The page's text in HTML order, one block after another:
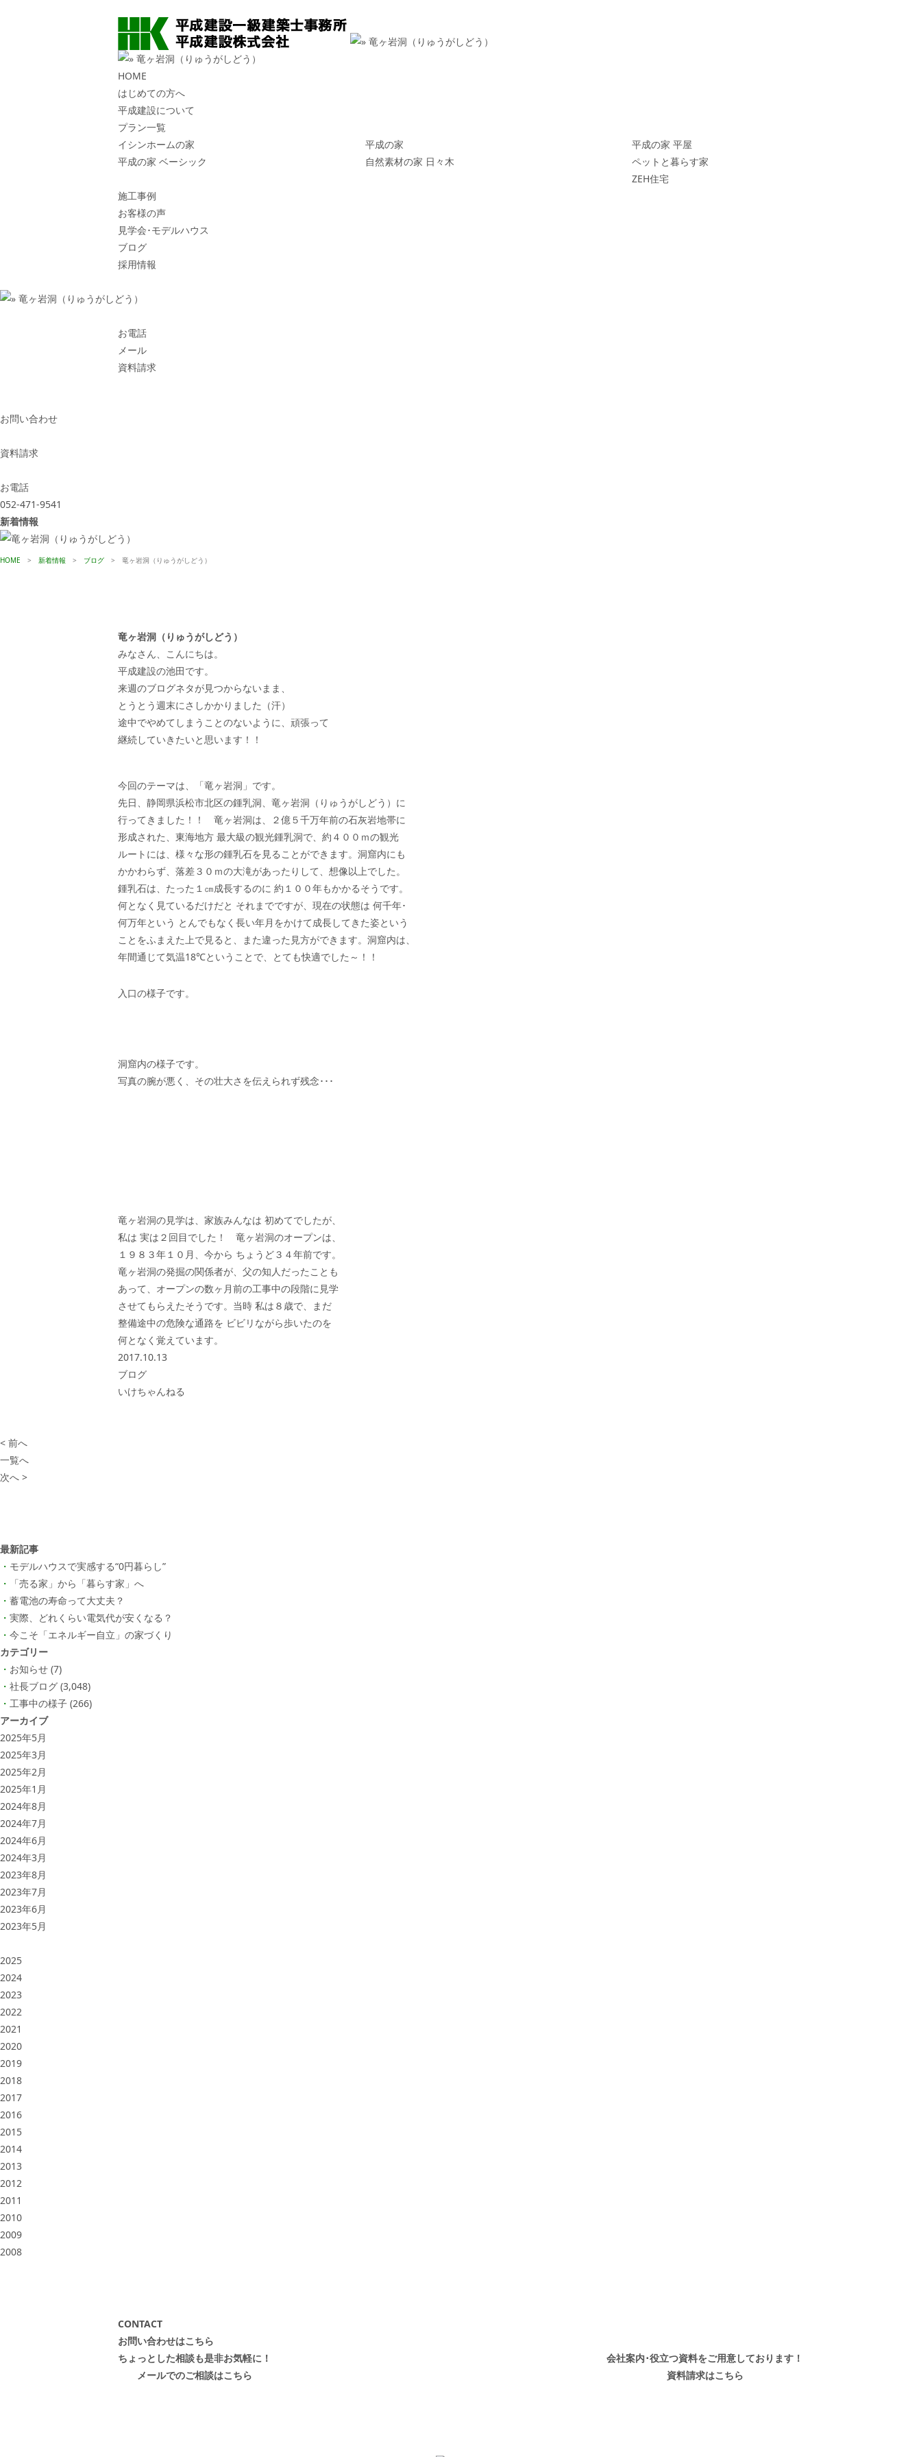
HOME
はじめての方へ
平成建設について
プラン一覧
イシンホームの家
平成の家
平成の家 ベーシック
自然素材の家 日々木
平成の家 平屋
ペットと暮らす家
ZEH住宅
施工事例
お客様の声
見学会･モデルハウス
ブログ
採用情報
お電話
メール
資料請求
お問い合わせ
資料請求
お電話
052-471-9541
新着情報
HOME > 新着情報 > ブログ > 竜ヶ岩洞（りゅうがしどう）
竜ヶ岩洞（りゅうがしどう）
みなさん、こんにちは。
平成建設の池田です。
来週のブログネタが見つからないまま、
とうとう週末にさしかかりました（汗）
途中でやめてしまうことのないように、頑張って
継続していきたいと思います！！
今回のテーマは、「竜ヶ岩洞」です。
先日、静岡県浜松市北区の鍾乳洞、竜ヶ岩洞（りゅうがしどう）に
行ってきました！！ 竜ヶ岩洞は、２億５千万年前の石灰岩地帯に
形成された、東海地方 最大級の観光鍾乳洞で、約４００ｍの観光
ルートには、様々な形の鍾乳石を見ることができます。洞窟内にも
かかわらず、落差３０ｍの大滝があったりして、想像以上でした。
鍾乳石は、たった１㎝成長するのに 約１００年もかかるそうです。
何となく見ているだけだと それまでですが、現在の状態は 何千年･
何万年という とんでもなく長い年月をかけて成長してきた姿という
ことをふまえた上で見ると、また違った見方ができます。洞窟内は、
年間通じて気温18℃ということで、とても快適でした～！！
入口の様子です。
洞窟内の様子です。
写真の腕が悪く、その壮大さを伝えられず残念･･･
竜ヶ岩洞の見学は、家族みんなは 初めてでしたが、
私は 実は２回目でした！ 竜ヶ岩洞のオープンは、
１９８３年１０月、今から ちょうど３４年前です。
竜ヶ岩洞の発掘の関係者が、父の知人だったことも
あって、オープンの数ヶ月前の工事中の段階に見学
させてもらえたそうです。当時 私は８歳で、まだ
整備途中の危険な通路を ビビリながら歩いたのを
何となく覚えています。
2017.10.13
ブログ
いけちゃんねる
< 前へ
一覧へ
次へ >
最新記事
モデルハウスで実感する“0円暮らし”
「売る家」から「暮らす家」へ
蓄電池の寿命って大丈夫？
実際、どれくらい電気代が安くなる？
今こそ「エネルギー自立」の家づくり
カテゴリー
お知らせ (7)
社長ブログ (3,048)
工事中の様子 (266)
アーカイブ
2025年5月
2025年3月
2025年2月
2025年1月
2024年8月
2024年7月
2024年6月
2024年3月
2023年8月
2023年7月
2023年6月
2023年5月
2025
2024
2023
2022
2021
2020
2019
2018
2017
2016
2015
2014
2013
2012
2011
2010
2009
2008
CONTACT
お問い合わせはこちら
ちょっとした相談も是非お気軽に！
メールでのご相談はこちら
会社案内･役立つ資料をご用意しております！
資料請求はこちら